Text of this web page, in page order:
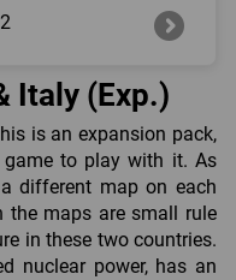
Italy (Exp.)
is an expansion pack,
to play with it. As
different map on each
the maps are small rule
in these two countries.
nuclear power, has an